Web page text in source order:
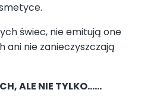
świec, nie emitują one
ani nie zanieczyszczają
ALE NIE TYLKO……